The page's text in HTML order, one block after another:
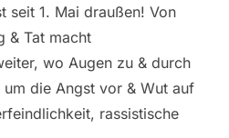
seit 1. Mai draußen! Von
& Tat macht
wo Augen zu & durch
die Angst vor & Wut auf
rassistische